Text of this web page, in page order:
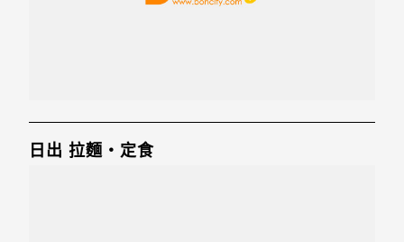
日出 拉麵‧定食